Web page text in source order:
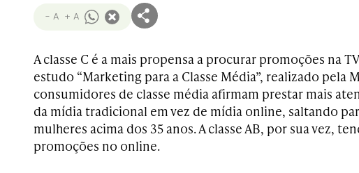
- A + A
A classe C é a mais propensa a procurar promoções na
estudo “Marketing para a Classe Média”, realizado pela
consumidores de classe média afirmam prestar mais
da mídia tradicional em vez de mídia online, saltando
mulheres acima dos 35 anos. A classe AB, por sua vez,
promoções no online.